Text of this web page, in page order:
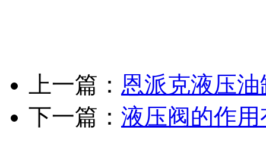
上一篇： 恩派克液压
下一篇： 液压阀的作